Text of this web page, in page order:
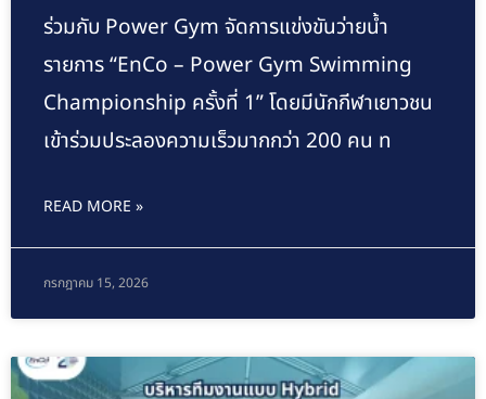
ร่วมกับ Power Gym จัดการแข่งขันว่ายน้ำ
รายการ “EnCo – Power Gym Swimming
Championship ครั้งที่ 1” โดยมีนักกีฬาเยาวชน
เข้าร่วมประลองความเร็วมากกว่า 200 คน ท
READ MORE »
กรกฎาคม 15, 2026